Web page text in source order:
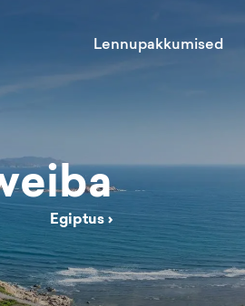
Lennupakkumised
Egiptus›